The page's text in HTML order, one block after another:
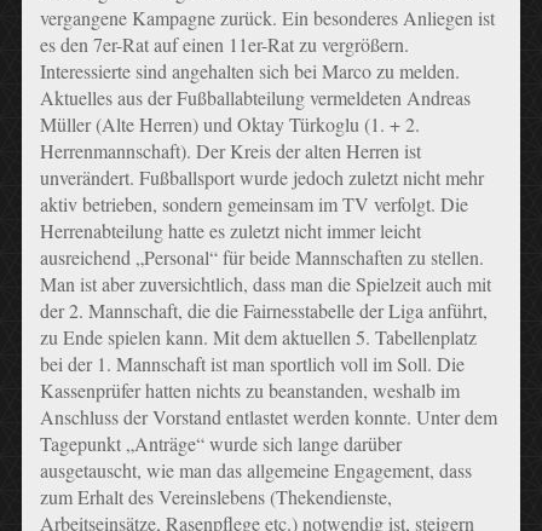
vergangene Kampagne zurück. Ein besonderes Anliegen ist
es den 7er-Rat auf einen 11er-Rat zu vergrößern.
Interessierte sind angehalten sich bei Marco zu melden.
Aktuelles aus der Fußballabteilung vermeldeten Andreas
Müller (Alte Herren) und Oktay Türkoglu (1. + 2.
Herrenmannschaft). Der Kreis der alten Herren ist
unverändert. Fußballsport wurde jedoch zuletzt nicht mehr
aktiv betrieben, sondern gemeinsam im TV verfolgt. Die
Herrenabteilung hatte es zuletzt nicht immer leicht
ausreichend „Personal“ für beide Mannschaften zu stellen.
Man ist aber zuversichtlich, dass man die Spielzeit auch mit
der 2. Mannschaft, die die Fairnesstabelle der Liga anführt,
zu Ende spielen kann. Mit dem aktuellen 5. Tabellenplatz
bei der 1. Mannschaft ist man sportlich voll im Soll. Die
Kassenprüfer hatten nichts zu beanstanden, weshalb im
Anschluss der Vorstand entlastet werden konnte. Unter dem
Tagepunkt „Anträge“ wurde sich lange darüber
ausgetauscht, wie man das allgemeine Engagement, dass
zum Erhalt des Vereinslebens (Thekendienste,
Arbeitseinsätze, Rasenpflege etc.) notwendig ist, steigern